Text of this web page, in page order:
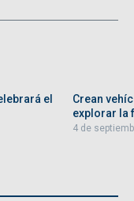
el
Crean
explorar la
4 de